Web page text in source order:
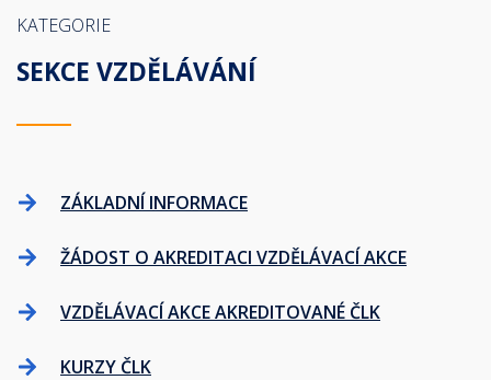
KATEGORIE
SEKCE VZDĚLÁVÁNÍ
ZÁKLADNÍ INFORMACE
ŽÁDOST O AKREDITACI VZDĚLÁVACÍ AKCE
VZDĚLÁVACÍ AKCE AKREDITOVANÉ ČLK
KURZY ČLK